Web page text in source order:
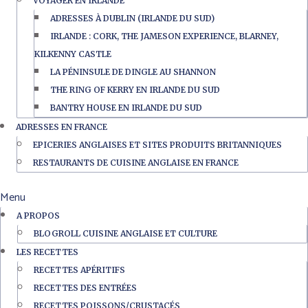
ADRESSES À DUBLIN (IRLANDE DU SUD)
IRLANDE : CORK, THE JAMESON EXPERIENCE, BLARNEY,
KILKENNY CASTLE
LA PÉNINSULE DE DINGLE AU SHANNON
THE RING OF KERRY EN IRLANDE DU SUD
BANTRY HOUSE EN IRLANDE DU SUD
ADRESSES EN FRANCE
EPICERIES ANGLAISES ET SITES PRODUITS BRITANNIQUES
RESTAURANTS DE CUISINE ANGLAISE EN FRANCE
Menu
A PROPOS
BLOGROLL CUISINE ANGLAISE ET CULTURE
LES RECETTES
RECETTES APÉRITIFS
RECETTES DES ENTRÉES
RECETTES POISSONS/CRUSTACÉS